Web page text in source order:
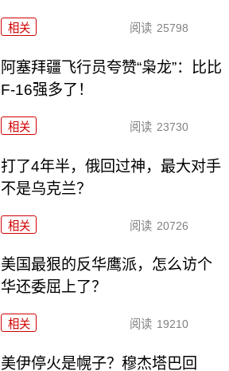
相关 阅读 25798
阿塞拜疆飞行员夸赞“枭龙”：比比
F-16强多了！
相关 阅读 23730
打了4年半，俄回过神，最大对手
不是乌克兰？
相关 阅读 20726
美国最狠的反华鹰派，怎么访个
华还委屈上了？
相关 阅读 19210
美伊停火是幌子？穆杰塔巴回